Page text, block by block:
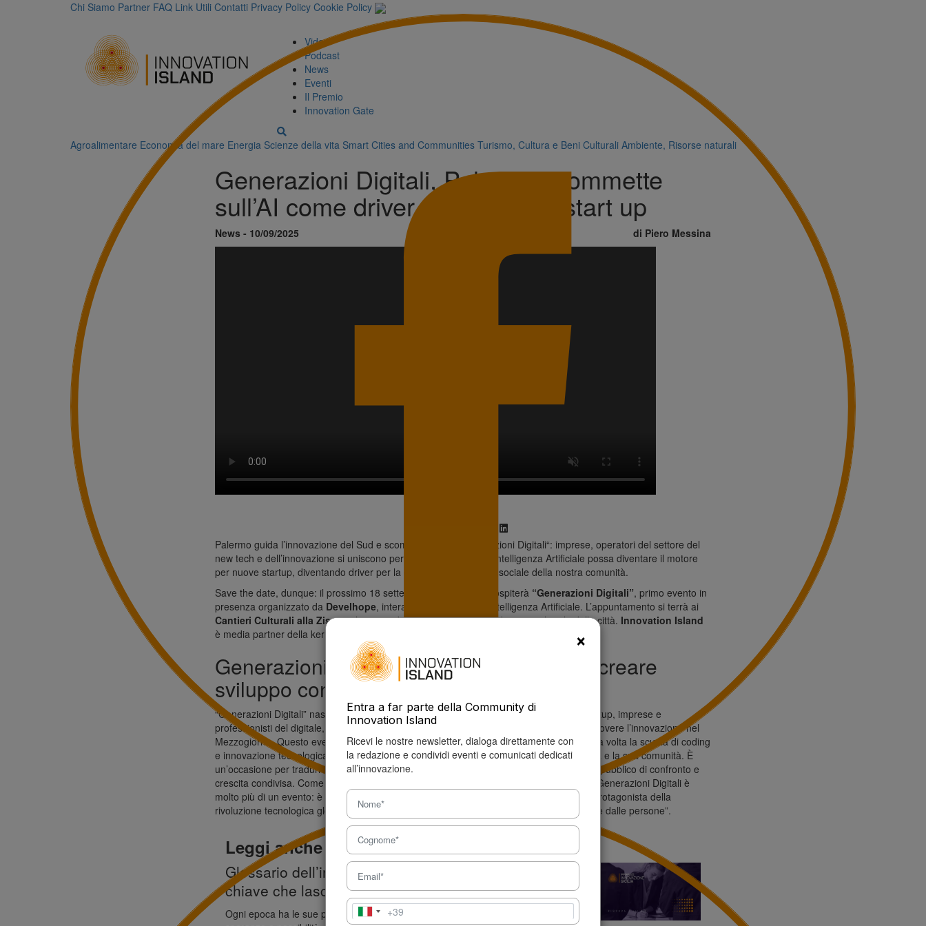
Chi Siamo Partner FAQ Link Utili Contatti Privacy Policy Cookie Policy
Video
Podcast
News
Eventi
Il Premio
Innovation Gate
Agroalimentare Economia del mare Energia Scienze della vita Smart Cities and Communities Turismo, Cultura e Beni Culturali Ambiente, Risorse naturali
Generazioni Digitali, Palermo scommette
sull’AI come driver per le nuove start up
News - 10/09/2025 di Piero Messina
Palermo guida l’innovazione del Sud e scommette sulle “ Generazioni Digitali“: imprese, operatori del settore del
new tech e dell’innovazione si uniscono per discutere su come l’Intelligenza Artificiale possa diventare il motore
per nuove startup, diventando driver per la crescita economica e sociale della nostra comunità.
Save the date, dunque: il prossimo 18 settembre 2025 Palermo ospiterà “Generazioni Digitali”, primo evento in
presenza organizzato da Develhope, interamente dedicato all’Intelligenza Artificiale. L’appuntamento si terrà ai
Cantieri Culturali alla Zisa, un luogo simbolo di rigenerazione urbana e culturale della città. Innovation Island
è media partner della kermesse.
Generazioni Digitali punto di incontro per creare
sviluppo con AI
“Generazioni Digitali” nasce con l’obiettivo di creare un punto di incontro tra giovani, startup, imprese e
professionisti del digitale, per esplorare le potenzialità dell’Intelligenza Artificiale e promuovere l’innovazione nel
Mezzogiorno. Questo evento segna anche una tappa storica per Develhope: per la prima volta la scuola di coding
e innovazione tecnologica porta la propria energiafuori dalle auleper incontrare la città e la sua comunità. È
un’occasione per tradurre anni di formazione, ricerca e sperimentazione in un momento pubblico di confronto e
crescita condivisa. Come sottolinea
“Generazioni Digitali è
molto più di un evento: è il manifesto della nostra visione, quella di un Sud che diventa protagonista della
rivoluzione tecnologica globale, con Palermo come capitale di un cambiamento che parte dalle persone”.
Leggi anche
Glossario dell’innovazione, 10 parole
chiave che lasciano il segno
Ogni epoca ha le sue parole chiave, che sintetizzano visioni, paure,
×
Entra a far parte della Community di
Innovation Island
Ricevi le nostre newsletter, dialoga direttamente con
la redazione e condividi eventi e comunicati dedicati
all’innovazione.
Italia +39